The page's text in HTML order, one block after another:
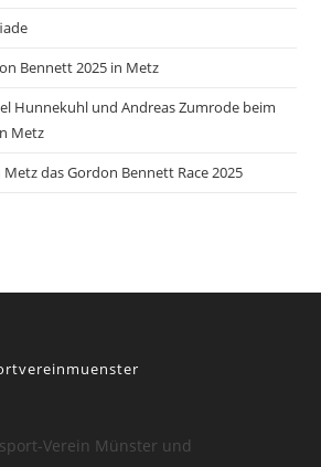
Bennett 2025 in Metz
Hunnekuhl und Andreas Zumrode beim
Metz
das Gordon Bennett Race 2025
Verein Münster und